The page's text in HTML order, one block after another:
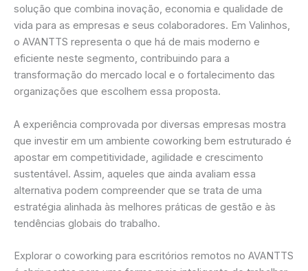
solução que combina inovação, economia e qualidade de
vida para as empresas e seus colaboradores. Em Valinhos,
o AVANTTS representa o que há de mais moderno e
eficiente neste segmento, contribuindo para a
transformação do mercado local e o fortalecimento das
organizações que escolhem essa proposta.
A experiência comprovada por diversas empresas mostra
que investir em um ambiente coworking bem estruturado é
apostar em competitividade, agilidade e crescimento
sustentável. Assim, aqueles que ainda avaliam essa
alternativa podem compreender que se trata de uma
estratégia alinhada às melhores práticas de gestão e às
tendências globais do trabalho.
Explorar o coworking para escritórios remotos no AVANTTS